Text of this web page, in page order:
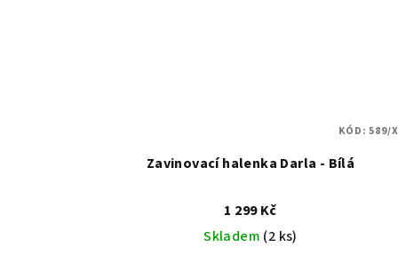
Zavinovací halenka Darla - Bílá
1 299 Kč
Skladem (2 ks)
KÓD:589/